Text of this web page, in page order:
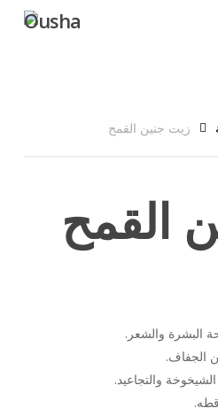
زيت جنين القمح
القمح
الجفاف.
والتجاعيد.